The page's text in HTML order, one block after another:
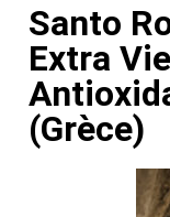
Santo
Extra
(Grèce)